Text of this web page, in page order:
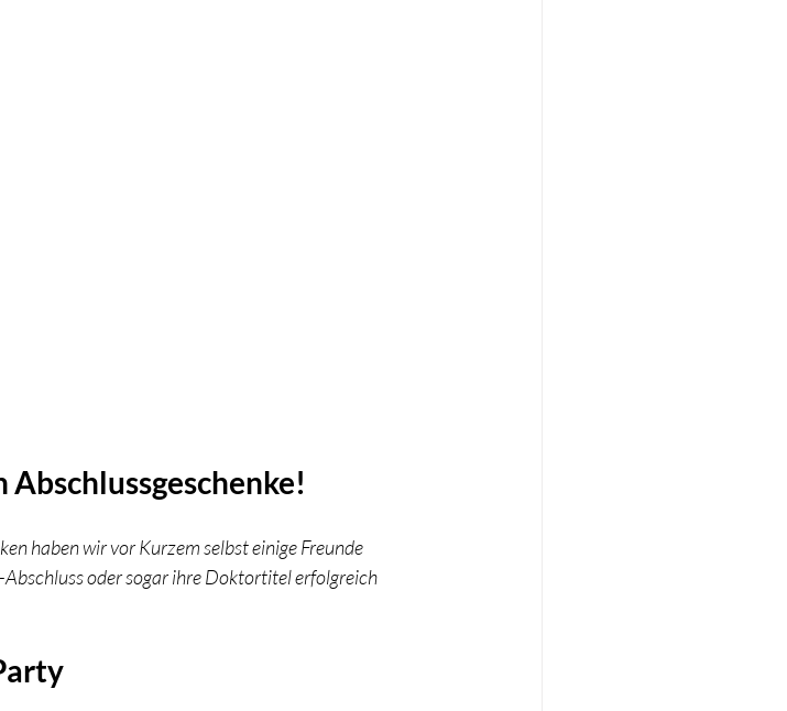
haben wir vor Kurzem selbst einige Freunde
oder sogar ihre Doktortitel erfolgreich